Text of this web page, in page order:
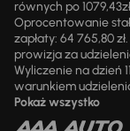
równych po
Oprocentowanie
zapłaty: 64 765,80
prowizja za
Wyliczenie na dzień
warunkiem
Pokaż wszystko